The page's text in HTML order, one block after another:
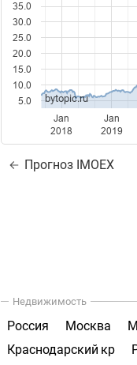
Каждая точка на
Оптимальный
при изменении
Данные
Jan
2018
Jan
2019
5.0
10.0
15.0
20.0
25.0
30.0
35.0
bytopic.ru
Прогноз IMOEX
Недвижимость
Россия Москва
Краснодарский кр